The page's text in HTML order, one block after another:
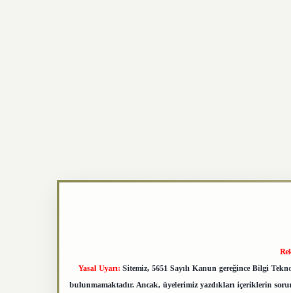
Yasal Uyarı: Sitemiz, 5651 Sayılı Kanun gereğince Bilgi
bulunmamaktadır. Ancak, üyelerimiz yazdıkları içeriklerin